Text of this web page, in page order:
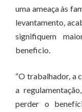
uma ameaça às
levantamento,
signifiquem
beneficio.
“O trabalhador, a
a
perder o